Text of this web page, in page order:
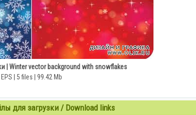
| Winter vector background with snowflakes
EPS | 5 files | 99.42 Mb
для загрузки / Download links